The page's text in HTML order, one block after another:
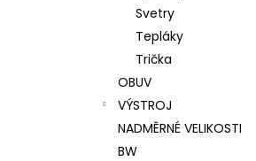
Svetry
Tepláky
Trička
OBUV
VÝSTROJ
NADMĚRNÉ VELIKOSTI
BW